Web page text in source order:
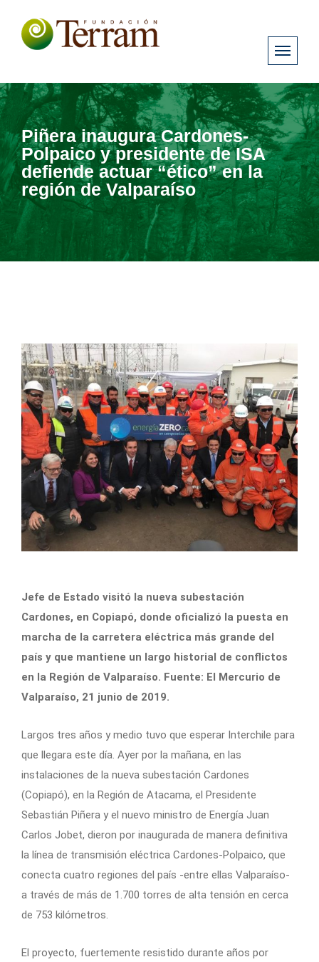
Piñera inaugura Cardones-
Polpaico y presidente de ISA
defiende actuar “ético” en la
región de Valparaíso
Jefe de Estado visitó la nueva subestación
Cardones, en Copiapó, donde oficializó la puesta en
marcha de la carretera eléctrica más grande del
país y que mantiene un largo historial de conflictos
en la Región de Valparaíso. Fuente: El Mercurio de
Valparaíso, 21 junio de 2019.
Largos tres años y medio tuvo que esperar Interchile para
que llegara este día. Ayer por la mañana, en las
instalaciones de la nueva subestación Cardones
(Copiapó), en la Región de Atacama, el Presidente
Sebastián Piñera y el nuevo ministro de Energía Juan
Carlos Jobet, dieron por inaugurada de manera definitiva
la línea de transmisión eléctrica Cardones-Polpaico, que
conecta cuatro regiones del país -entre ellas Valparaíso-
a través de más de 1.700 torres de alta tensión en cerca
de 753 kilómetros.
El proyecto, fuertemente resistido durante años por